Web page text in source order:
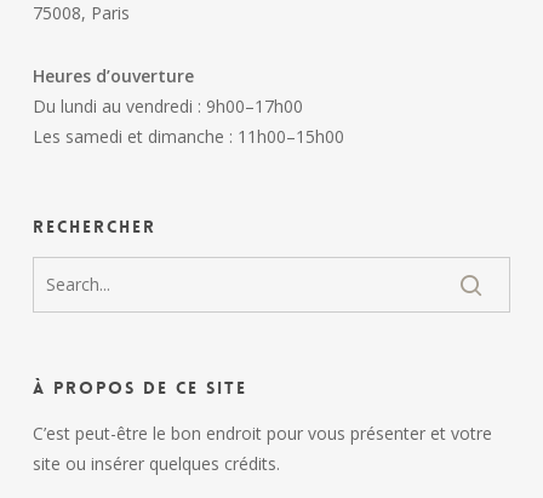
75008, Paris
Heures d’ouverture
Du lundi au vendredi : 9h00–17h00
Les samedi et dimanche : 11h00–15h00
Rechercher
À propos de ce site
C’est peut-être le bon endroit pour vous présenter et votre
site ou insérer quelques crédits.